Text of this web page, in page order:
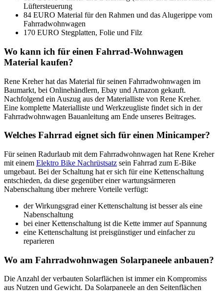
Lüftersteuerung
84 EURO Material für den Rahmen und das Alugerippe vom
Fahrradwohnwagen
170 EURO Stegplatten, Folie und Filz
Wo kann ich für einen Fahrrad-Wohnwagen
Material kaufen?
Rene Kreher hat das Material für seinen Fahrradwohnwagen im
Baumarkt, bei Onlinehändlern, Ebay und Amazon gekauft.
Nachfolgend ein Auszug aus der Materialliste von Rene Kreher.
Eine komplette Materialliste und Werkzeugliste findet sich in der
Fahrradwohnwagen Bauanleitung am Ende unseres Beitrages.
Welches Fahrrad eignet sich für einen Minicamper?
Für seinen Radurlaub mit dem Fahrradwohnwagen hat Rene Kreher
mit einem Elektro Bike Nachrüstsatz sein Fahrrad zum E-Bike
umgebaut. Bei der Schaltung hat er sich für eine Kettenschaltung
entschieden, da diese gegenüber einer wartungsärmeren
Nabenschaltung über mehrere Vorteile verfügt:
der Wirkungsgrad einer Kettenschaltung ist besser als eine
Nabenschaltung
bei einer Kettenschaltung ist die Kette immer auf Spannung
eine Kettenschaltung ist preisgünstiger und einfacher zu
reparieren
Wo am Fahrradwohnwagen Solarpaneele anbauen?
Die Anzahl der verbauten Solarflächen ist immer ein Kompromiss
aus Nutzen und Gewicht. Da Solarpaneele an den Seitenflächen